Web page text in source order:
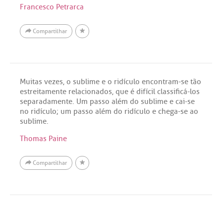
Francesco Petrarca
Compartilhar
Muitas vezes, o sublime e o ridículo encontram-se tão
estreitamente relacionados, que é difícil classificá-los
separadamente. Um passo além do sublime e cai-se
no ridículo; um passo além do ridículo e chega-se ao
sublime.
Thomas Paine
Compartilhar